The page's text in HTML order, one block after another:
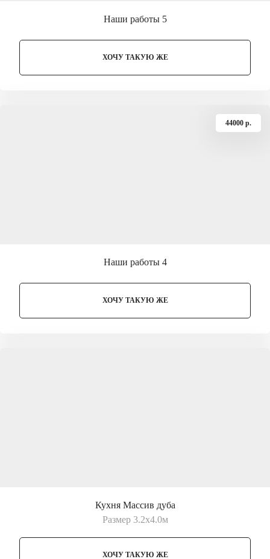
Наши работы 5
ХОЧУ ТАКУЮ ЖЕ
44000 p.
Наши работы 4
ХОЧУ ТАКУЮ ЖЕ
Кухня Массив дуба
Размер 3.2х4.0м
ХОЧУ ТАКУЮ ЖЕ